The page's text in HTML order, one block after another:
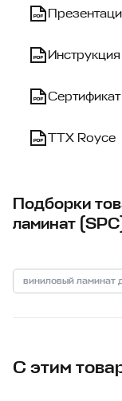
ТТХ Royce
Подборки
ламинат
виниловый ламинат
С этим